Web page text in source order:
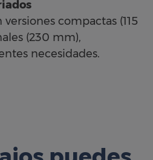
compactas (115
(230 mm),
necesidades.